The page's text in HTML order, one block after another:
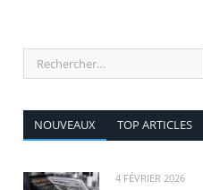
NOUVEAUX TOP ARTICLES
4 FÉVRIER 2026